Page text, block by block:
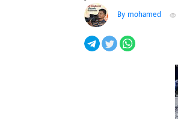
By mohamed